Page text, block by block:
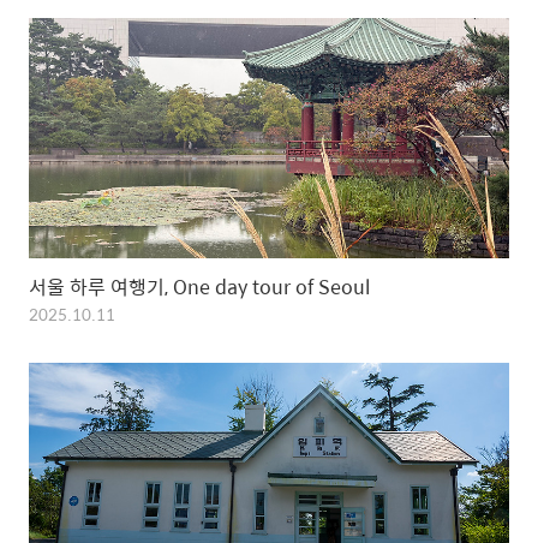
서울 하루 여행기, One day tour of Seoul
2025.10.11